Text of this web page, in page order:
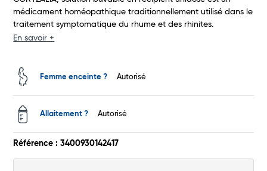
médicament homéopathique traditionnellement utilisé dans le
traitement symptomatique du rhume et des rhinites.
En savoir +
Femme enceinte ? Autorisé
Allaitement ? Autorisé
Référence : 3400930142417